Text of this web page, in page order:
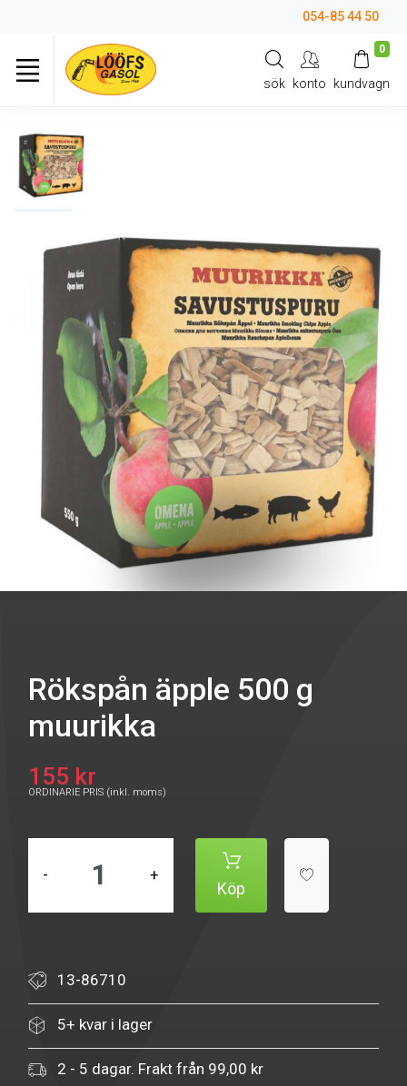
054-85 44 50
sök konto
0
kundvagn
Rökspån äpple 500 g
muurikka
155 kr
ORDINARIE PRIS (inkl. moms)
- +
Köp
13-86710
5+ kvar i lager
2 - 5 dagar. Frakt från 99,00 kr